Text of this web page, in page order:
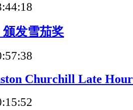
颁发雪茄奖
Churchill Late